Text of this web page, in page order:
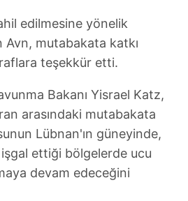
edilmesine yönelik
Avn, mutabakata katkı
teşekkür etti.
Bakanı Yisrael Katz,
arasındaki mutabakata
Lübnan'ın güneyinde,
ettiği bölgelerde ucu
devam edeceğini